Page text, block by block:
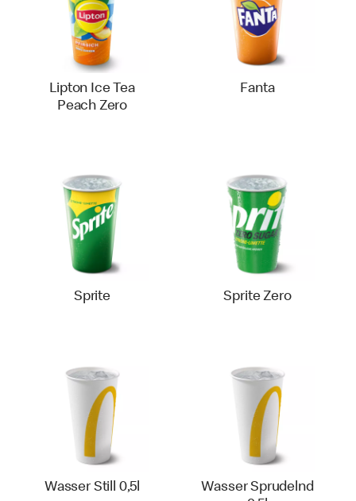
Lipton Ice Tea
Peach Zero
Fanta
Sprite Sprite Zero
Wasser Still 0,5l
Wasser Sprudelnd